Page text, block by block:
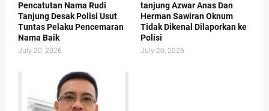
Pencatutan Nama Rudi
Tanjung Desak Polisi Usut
Tuntas Pelaku Pencemaran
Nama Baik
July 20, 2026
tanjung Azwar Anas Dan
Herman Sawiran Oknum
Tidak Dikenal Dilaporkan ke
Polisi
July 20, 2026